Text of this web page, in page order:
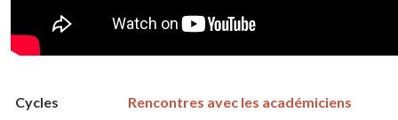
Cycles
Rencontres avec les académiciens